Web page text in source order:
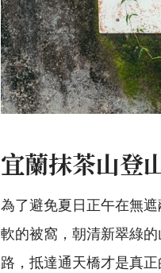
宜蘭抹茶山登
為了避免夏日正午在無
軟的被窩，朝清新翠綠
路，抵達通天橋才是真正